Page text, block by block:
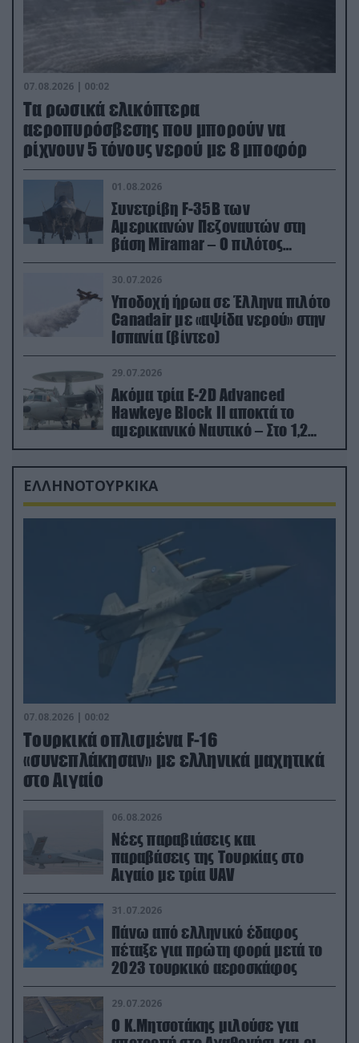
07.08.2026 | 00:02
Τα ρωσικά ελικόπτερα
αεροπυρόσβεσης που μπορούν να
ρίχνουν 5 τόνους νερού με 8 μποφόρ
01.08.2026
Συνετρίβη F-35B των
Αμερικανών Πεζοναυτών στη
βάση Miramar – Ο πιλότος
εκτινάχθηκε εγκαίρως
30.07.2026
Υποδοχή ήρωα σε Έλληνα πιλότο
Canadair με «αψίδα νερού» στην
Ισπανία (βίντεο)
29.07.2026
Ακόμα τρία E-2D Advanced
Hawkeye Block II αποκτά το
αμερικανικό Ναυτικό – Στο 1,2
δισ.δολάρια το κόστος
ΕΛΛΗΝΟΤΟΥΡΚΙΚΑ
07.08.2026 | 00:02
Τουρκικά οπλισμένα F-16
«συνεπλάκησαν» με ελληνικά μαχητικά
στο Αιγαίο
06.08.2026
Νέες παραβιάσεις και
παραβάσεις της Τουρκίας στο
Αιγαίο με τρία UAV
31.07.2026
Πάνω από ελληνικό έδαφος
πέταξε για πρώτη φορά μετά το
2023 τουρκικό αεροσκάφος
29.07.2026
Ο Κ.Μητσοτάκης μιλούσε για